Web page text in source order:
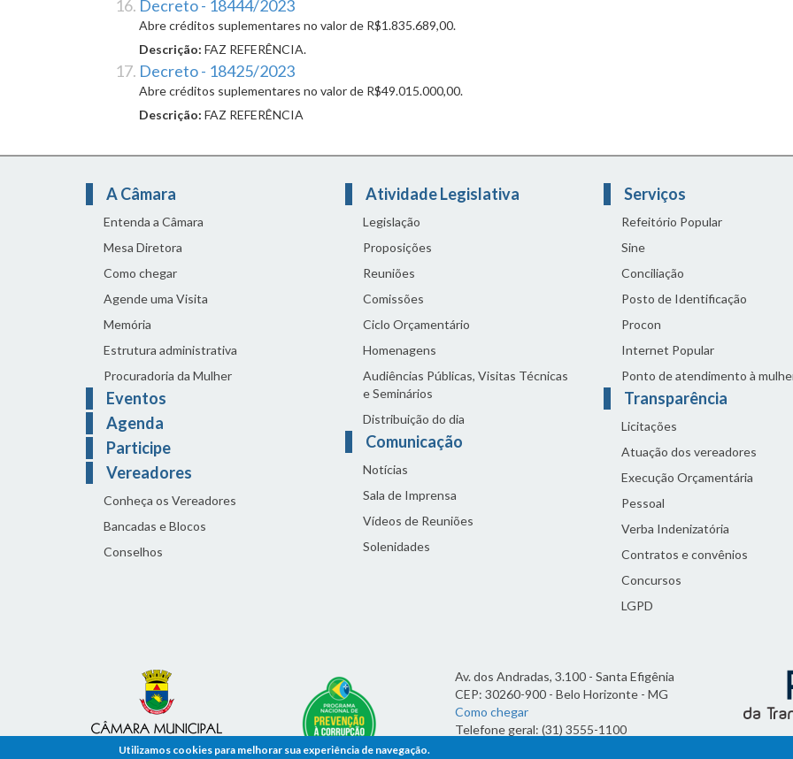
Decreto - 18444/2023
Abre créditos suplementares no valor de R$1.835.689,00.
Descrição: FAZ REFERÊNCIA.
Decreto - 18425/2023
Abre créditos suplementares no valor de R$49.015.000,00.
Descrição: FAZ REFERÊNCIA
A Câmara
Entenda a Câmara
Mesa Diretora
Como chegar
Agende uma Visita
Memória
Estrutura administrativa
Procuradoria da Mulher
Eventos
Agenda
Participe
Vereadores
Conheça os Vereadores
Bancadas e Blocos
Conselhos
Atividade Legislativa
Legislação
Proposições
Reuniões
Comissões
Ciclo Orçamentário
Homenagens
Audiências Públicas, Visitas Técnicas
e Seminários
Distribuição do dia
Comunicação
Notícias
Sala de Imprensa
Vídeos de Reuniões
Solenidades
Serviços
Refeitório Popular
Sine
Conciliação
Posto de Identificação
Procon
Internet Popular
Ponto de atendimento à
Transparência
Licitações
Atuação dos vereadores
Execução Orçamentária
Pessoal
Verba Indenizatória
Contratos e convênios
Concursos
LGPD
Av. dos Andradas, 3.100 - Santa Efigênia
CEP: 30260-900 - Belo Horizonte - MG
Como chegar
Telefone geral: (31) 3555-1100
Utilizamos cookies para melhorar sua experiência de navegação.